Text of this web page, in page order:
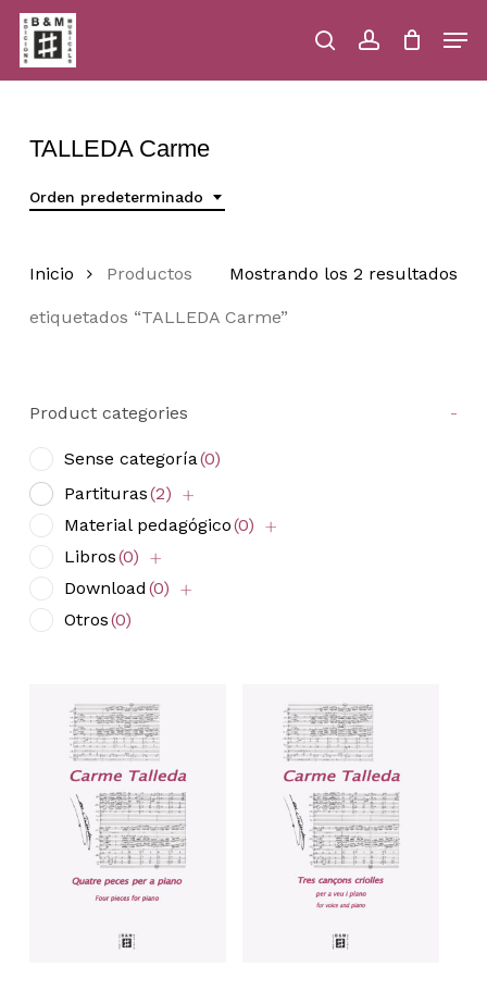
Skip
main
content
searchaccount
Close
TALLEDA Carme
Orden predeterminado
Mostrando los 2 resultados
Inicio Productos
etiquetados “TALLEDA Carme”
Product categories -
Sense categoría(0)
Partituras(2)
Material pedagógico(0)
Libros(0)
Download (0)
Otros(0)
Menu